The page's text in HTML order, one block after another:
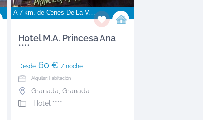
A 7 km. de Cenes De La Vega
Hotel M.A. Princesa Ana
****
Desde60 € / noche
Alquiler: Habitación
Granada Granada
Hotel ****